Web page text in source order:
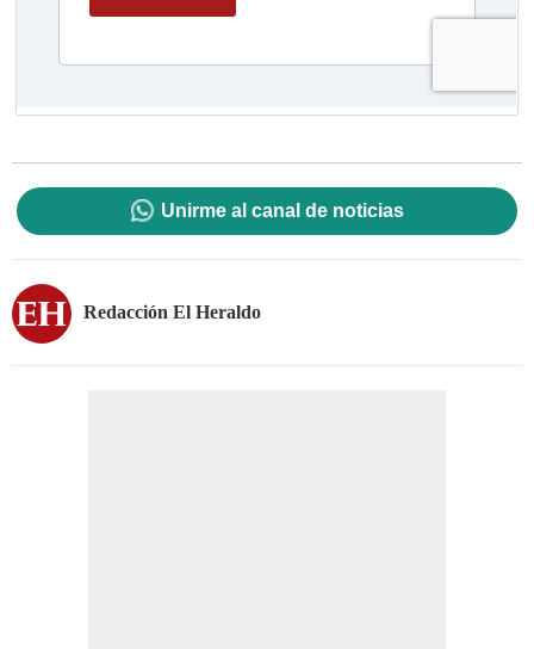
Unirme al canal de noticias
Redacción El Heraldo